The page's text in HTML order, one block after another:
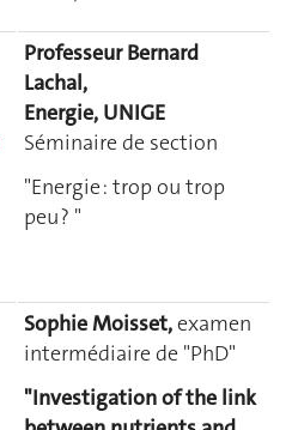
Professeur Bernard
Lachal,
Energie, UNIGE
Séminaire de section
"Energie : trop ou trop
peu ? "
Sophie Moisset,examen
intermédiaire de "PhD"
"Investigation of the link